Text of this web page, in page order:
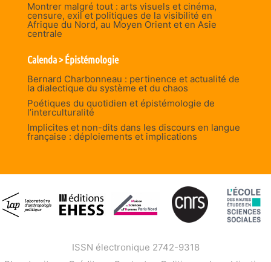
Montrer malgré tout : arts visuels et cinéma,
censure, exil et politiques de la visibilité en
Afrique du Nord, au Moyen Orient et en Asie
centrale
Calenda > Épistémologie
Bernard Charbonneau : pertinence et actualité de
la dialectique du système et du chaos
Poétiques du quotidien et épistémologie de
l’interculturalité
Implicites et non-dits dans les discours en langue
française : déploiements et implications
ISSN électronique 2742-9318